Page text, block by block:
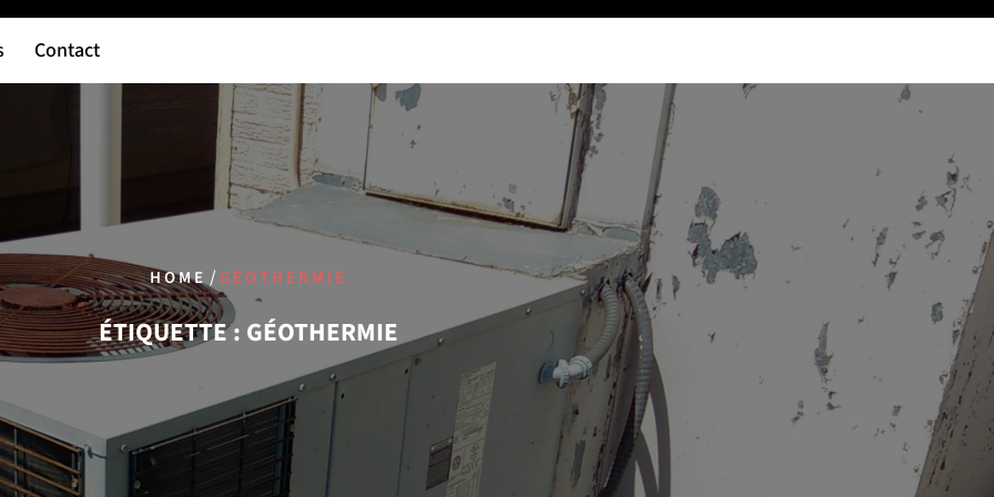
Contact
HOME / GÉOTHERMIE
ÉTIQUETTE : GÉOTHERMIE